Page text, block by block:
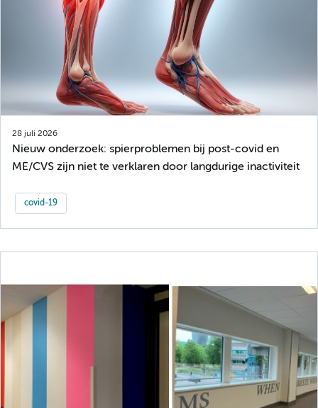
28 juli 2026
Nieuw onderzoek: spierproblemen bij post-covid en
ME/CVS zijn niet te verklaren door langdurige inactiviteit
covid-19